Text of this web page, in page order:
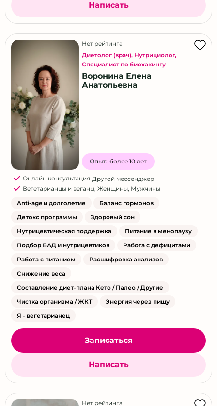
Написать
Нет рейтинга
Диетолог (врач), Нутрициолог,
Специалист по биохакингу
Воронина Елена
Анатольевна
Опыт: более 10 лет
Онлайн консультация Другой мессенджер
Вегетарианцы и веганы, Женщины, Мужчины
Anti-age и долголетие
Баланс гормонов
Детокс программы
Здоровый сон
Нутрицевтическая поддержка
Питание в менопаузу
Подбор БАД и нутрицевтиков
Работа с дефицитами
Работа с питанием
Расшифровка анализов
Снижение веса
Составление диет-плана Кето / Палео / Другие
Чистка организма / ЖКТ
Энергия через пищу
Я - вегетарианец
Записаться
Написать
Нет рейтинга